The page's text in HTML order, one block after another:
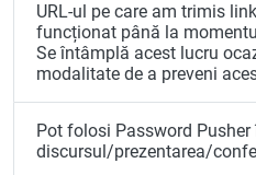
URL-ul pe care am trimis
funcționat până la
Se întâmplă acest lucru
modalitate de a preveni
Pot folosi Password Pusher
discursul/prezentarea/